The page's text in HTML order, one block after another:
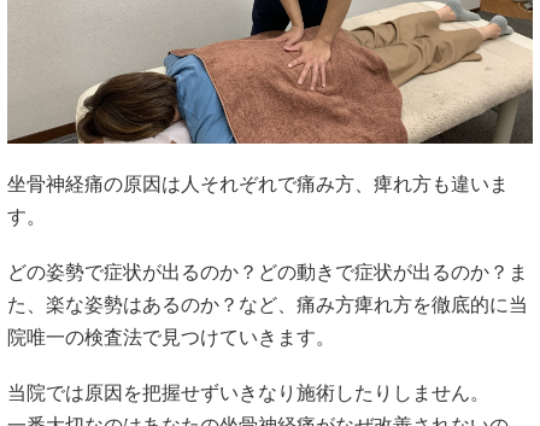
本当に大切なのは、その圧迫がどこにあって痛みや痺れが出
ているのかを見極める検査をして正しい施術をすることで
坐骨神経痛・足のしびれの症状について